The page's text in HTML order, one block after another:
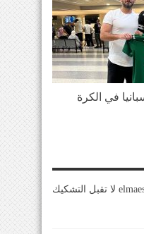
في الكرة
مصداقية elmaestrosport لا تقبل التشكيك